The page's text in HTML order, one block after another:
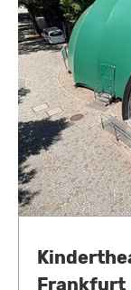
Frankfurt